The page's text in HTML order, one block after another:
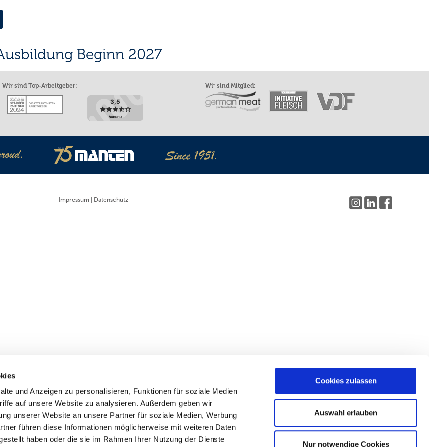
und Anzeigen zu personalisieren, Funktionen für soziale Medien
auf unsere Website zu analysieren. Außerdem geben wir
unserer Website an unsere Partner für soziale Medien, Werbung
führen diese Informationen möglicherweise mit weiteren Daten
haben oder die sie im Rahmen Ihrer Nutzung der Dienste
Cookies zulassen
Auswahl erlauben
Nur notwendige Cookies
Beginn 2027
Wir sind Top-Arbeitgeber: Wir sind Mitglied:
Impressum Datenschutz